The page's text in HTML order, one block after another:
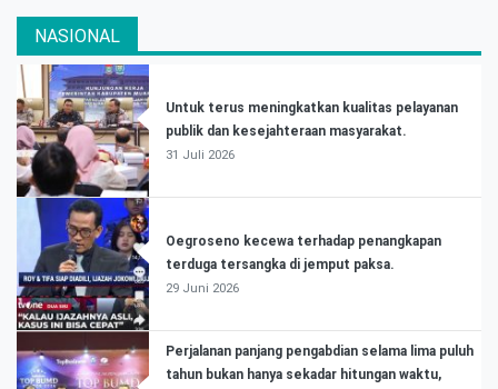
NASIONAL
Untuk terus meningkatkan kualitas pelayanan
publik dan kesejahteraan masyarakat.
31 Juli 2026
Oegroseno kecewa terhadap penangkapan
terduga tersangka di jemput paksa.
29 Juni 2026
Perjalanan panjang pengabdian selama lima puluh
tahun bukan hanya sekadar hitungan waktu,